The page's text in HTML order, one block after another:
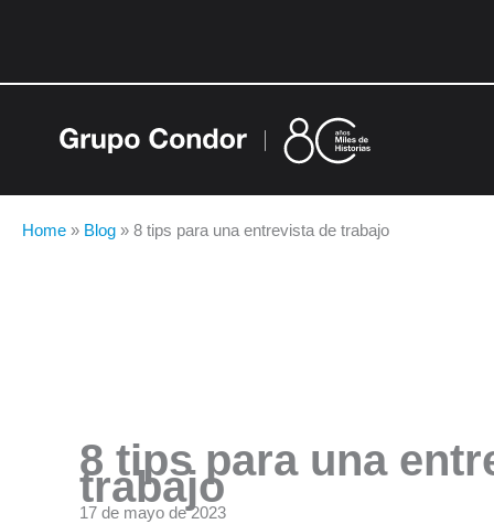
Home » Blog » 8 tips para una entrevista de trabajo
8 tips para una
trabajo
17 de mayo de 2023